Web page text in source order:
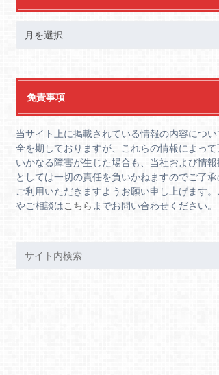
免責事項
当サイト上に掲載されている情報の内容につ
全を期しておりますが、これらの情報によっ
いかなる障害が生じた場合も、当社および情
としては一切の責任を負いかねますのでご了承
ご利用いただきますようお願い申し上げます。
やご相談はこちら までお問い合わせください。